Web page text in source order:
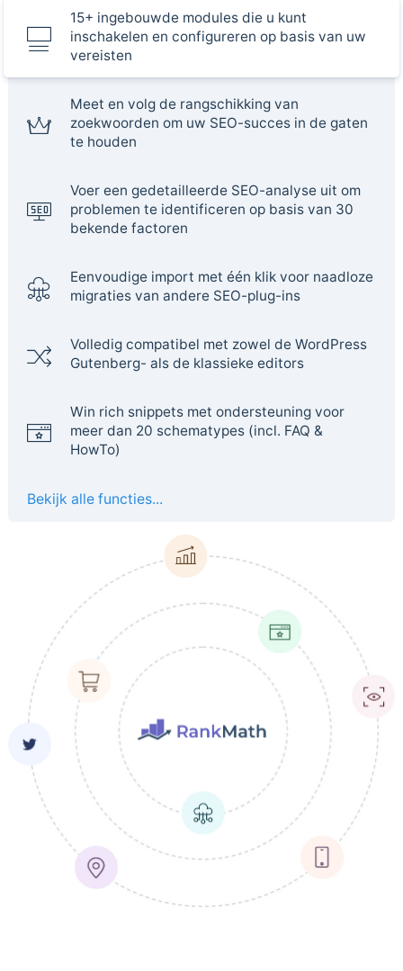
15+ ingebouwde modules die u kunt
inschakelen en configureren op basis van uw
vereisten
Meet en volg de rangschikking van
zoekwoorden om uw SEO-succes in de gaten
te houden
Voer een gedetailleerde SEO-analyse uit om
problemen te identificeren op basis van 30
bekende factoren
Eenvoudige import met één klik voor naadloze
migraties van andere SEO-plug-ins
Volledig compatibel met zowel de WordPress
Gutenberg- als de klassieke editors
Win rich snippets met ondersteuning voor
meer dan 20 schematypes (incl. FAQ &
HowTo)
Bekijk alle functies...